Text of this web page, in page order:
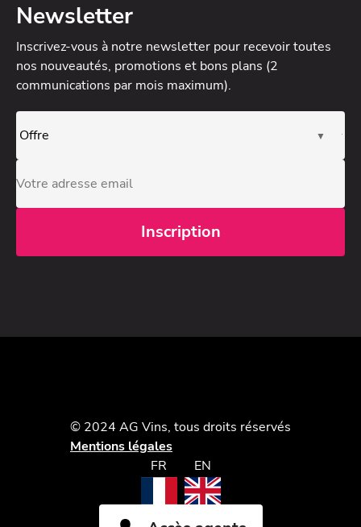
Newsletter
Inscrivez-vous à notre newsletter pour recevoir toutes
nos nouveautés, promotions et bons plans (2
communications par mois maximum).
© 2024 AG Vins, tous droits réservés
Mentions légales
FR
EN